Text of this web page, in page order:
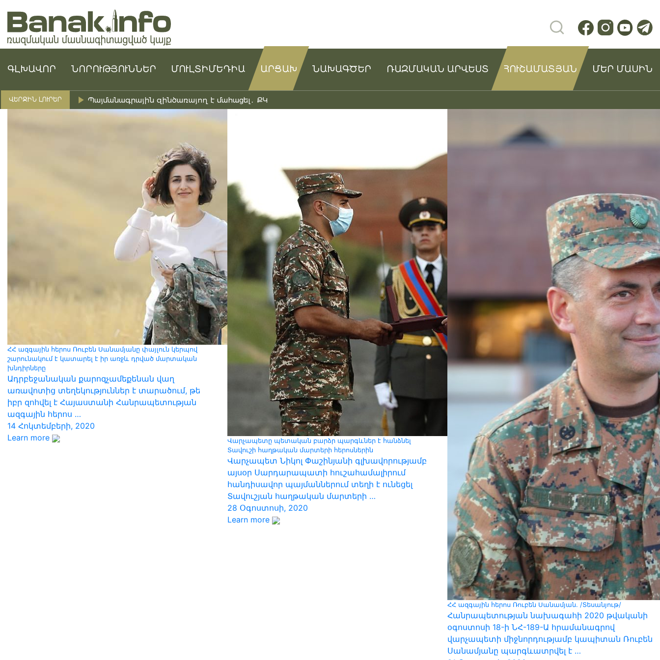
ԳԼԽԱՎՈՐ ՆՈՐՈՒԹՅՈՒՆՆԵՐ ՄՈՒԼՏԻՄԵԴԻԱ ԱՐՑԱԽ ՆԱԽԱԳԾԵՐ ՌԱԶՄԱԿԱՆ ԱՐՎԵՍՏ ՀՈՒՇԱՄԱՏՅԱՆ ՄԵՐ ՄԱՍԻՆ
ՎԵՐՋԻՆ ԼՈՒՐԵՐ Պայմանագրային զինծառայող է մահացել․ ՔԿ
ՀՀ ազգային հերոս Ռուբեն Սանամյանը փայլուն կերպով
շարունակում է կատարել է իր առջև դրված մարտական
խնդիրները
Ադրբեջանական քարոզչամեքենան վաղ
առավոտից տեղեկություններ է տարածում, թե
իբր զոհվել է Հայաստանի Հանրապետության
ազգային հերոս …
14 Հոկտեմբերի, 2020
Learn more
Վարչապետը պետական բարձր պարգևներ է հանձնել
Տավուշի հաղթական մարտերի հերոսներին
Վարչապետ Նիկոլ Փաշինյանի գլխավորությամբ
այսօր Սարդարապատի հուշահամալիրում
հանդիսավոր պայմաններում տեղի է ունեցել
Տավուշյան հաղթական մարտերի …
28 Օգոստոսի, 2020
Learn more
ՀՀ ազգային հերոս Ռուբեն Սանամյան. /Տեսանյութ/
Հանրապետության նախագահի 2020 թվականի
օգոստոսի 18-ի ՆՀ-189-Ա հրամանագրով
վարչապետի միջնորդությամբ կապիտան Ռուբեն
Սանամյանը պարգևատրվել է …